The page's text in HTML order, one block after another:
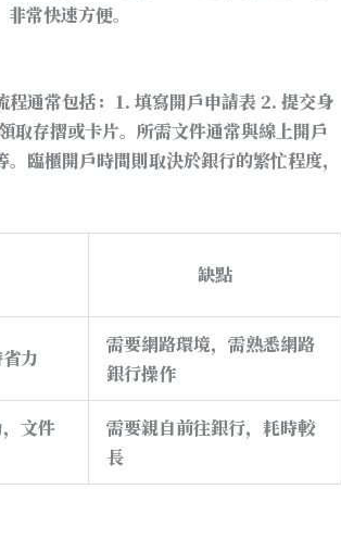
常快速方便。
通常包括：1. 填寫開戶申請表 2. 提交身
取存摺或卡片。所需文件通常與線上開戶
臨櫃開戶時間則取決於銀行的繁忙程度，
缺點
力
需要網路環境，需熟悉網路
銀行操作
文件
需要親自前往銀行，耗時較
長